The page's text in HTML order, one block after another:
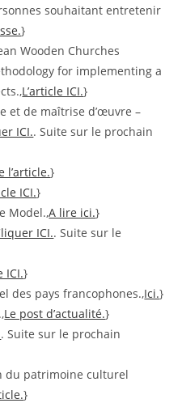
souhaitant entretenir
}
Wooden Churches
for implementing a
L’article ICI.}
et de maîtrise d’œuvre –
ICI.. Suite sur le prochain
l’article.}
ICI.}
Model.,A lire ici.}
ICI.. Suite sur le
ICI.}
des pays francophones.,Ici.}
Le post d’actualité.}
. Suite sur le prochain
du patrimoine culturel
}